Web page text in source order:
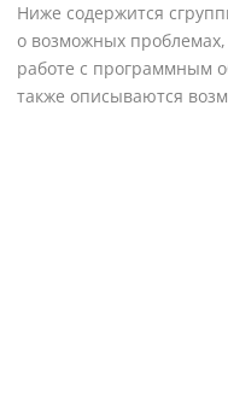
Ниже содержится
о возможных
работе с программным
также описываются